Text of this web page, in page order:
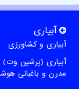
آبیاری
آبیاری و کشاورزی
آبیاری (پرشین وت)
مدرن و باغبانی